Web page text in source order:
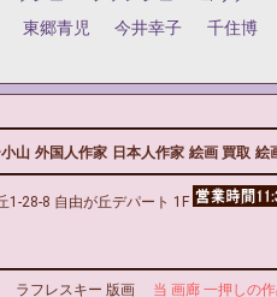
東郷青児 今井幸子 千住博
山 外国人作家 日本人作家 絵画 買取 絵
1-28-8 自由が丘デパート 1F
ラフレスキー 版画 当 画廊 一押しの